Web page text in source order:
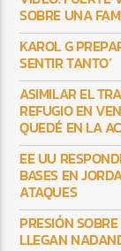
SOBRE UNA
KAROL G
SENTIR TANTO’
ASIMILAR EL
REFUGIO EN
QUEDÉ EN LA
EE UU
BASES EN
ATAQUES
PRESIÓN
LLEGAN